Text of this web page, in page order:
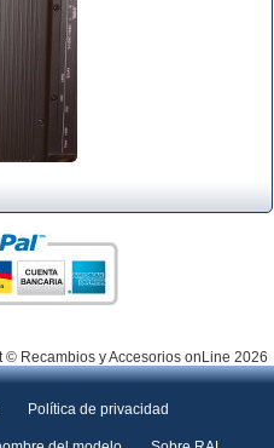
© Recambios y Accesorios onLine 2026
Política de privacidad